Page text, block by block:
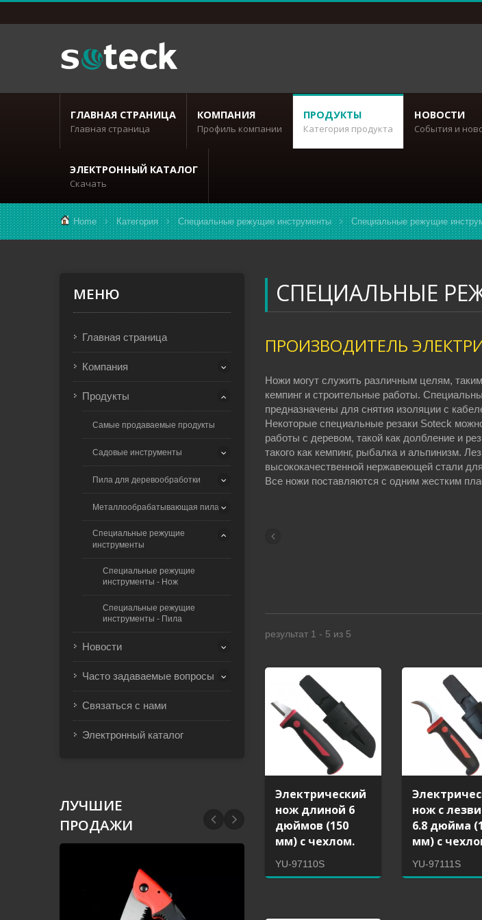
ГЛАВНАЯ СТРАНИЦА
Главная страница
КОМПАНИЯ
Профиль компании
ПРОДУКТЫ
Категория продукта
НОВОСТИ
События и
ЭЛЕКТРОННЫЙ КАТАЛОГ
Скачать
Home Категория Специальные режущие инструменты Специальные режущие
МЕНЮ
Главная страница
Компания
Продукты
Самые продаваемые продукты
Садовые инструменты
Пила для деревообработки
Металлообрабатывающая пила
Специальные режущие
инструменты
Специальные режущие
инструменты - Нож
Специальные режущие
инструменты - Пила
Новости
Часто задаваемые вопросы
Связаться с нами
Электронный каталог
ЛУЧШИЕ
ПРОДАЖИ
СПЕЦИАЛЬНЫЕ
ПРОИЗВОДИТЕЛЬ
Ножи могут служить различным целям,
кемпинг и строительные работы.
предназначены для снятия изоляции с
Некоторые специальные резаки Soteck
работы с деревом, такой как долбление и
такого как кемпинг, рыбалка и альпинизм.
высококачественной нержавеющей стали
Все ножи поставляются с одним жестким
результат 1 - 5 из 5
Электрический
нож длиной 6
дюймов (150
мм) с чехлом.
YU-97110S
нож с
6.8 дюйма
мм) с
YU-97111S